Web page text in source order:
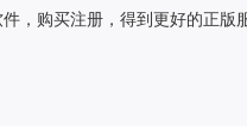
，购买注册，得到更好的正版